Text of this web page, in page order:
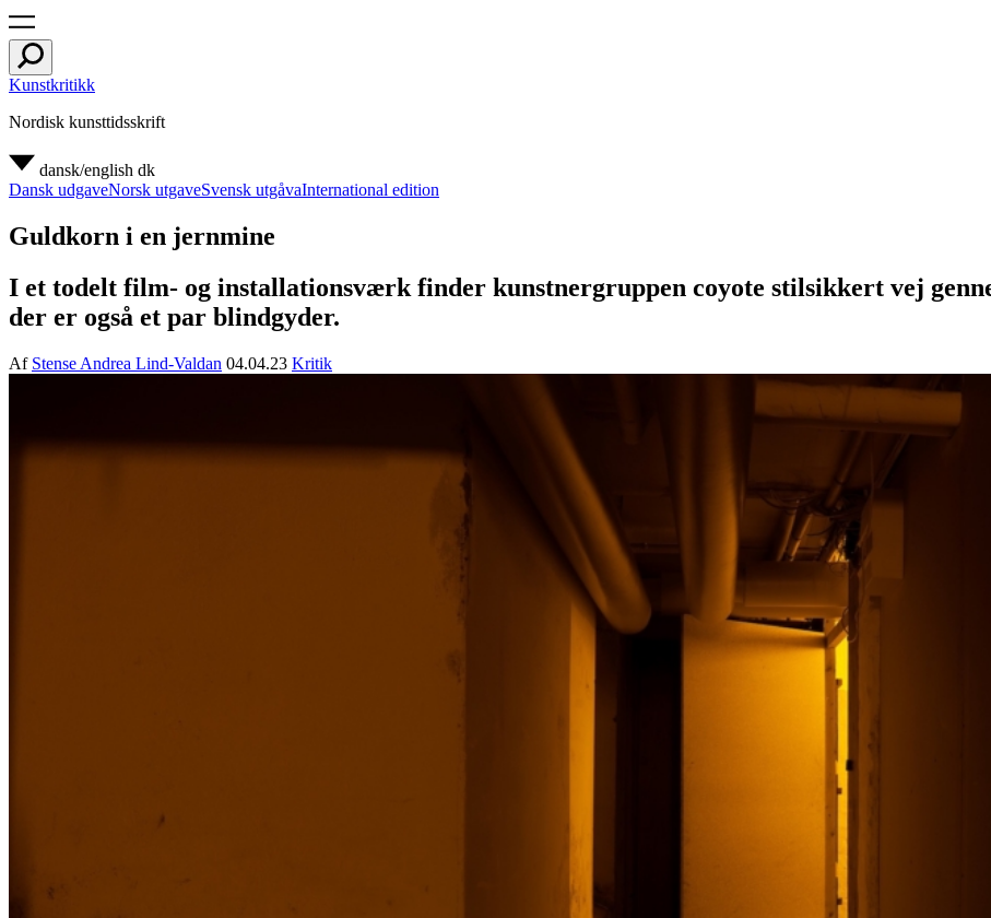
Kunstkritikk
Nordisk kunsttidsskrift
dansk/english dk
Dansk udgaveNorsk utgaveSvensk utgåvaInternational edition
Guldkorn i en jernmine
I et todelt film- og installationsværk finder kunstnergruppen coyote stilsikkert vej
der er også et par blindgyder.
Af Stense Andrea Lind-Valdan 04.04.23 Kritik